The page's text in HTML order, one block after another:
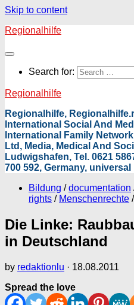
Skip to content
Regionalhilfe
Search for:
Regionalhilfe
Regionalhilfe,
International Social And
International Family
Ltd, Media, Medical And
Ludwigshafen, Tel. 0621
700 592, Germany, universal
Bildung / documentation
rights / Menschenrechte /
Die Linke:
in Deutschland
by redaktionlu · 18.08.2011
Spread the love